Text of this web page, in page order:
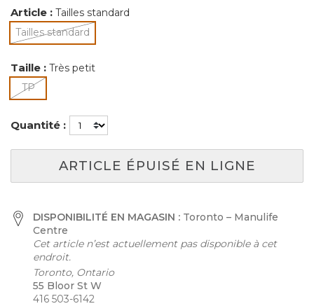
Article : Tailles standard
Tailles standard
sélectionné
Taille : Très petit
TPsélectionné
Quantité :
ARTICLE ÉPUISÉ EN LIGNE
DISPONIBILITÉ EN MAGASIN : Toronto – Manulife
Centre
Cet article n’est actuellement pas disponible à cet
endroit.
Toronto, Ontario
55 Bloor St W
416 503-6142